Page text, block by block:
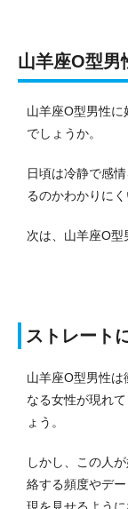
山羊座O型男
山羊座O型男性
でしょうか。
日頃は冷静で感
るのかわかりに
次は、山羊座O型
ストレート
山羊座O型男性
なる女性が現れ
ょう。
しかし、この人
絡する頻度やデ